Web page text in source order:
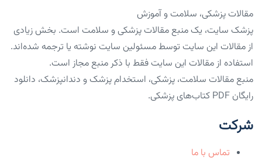
مقالات پزشکی، سلامت و آموزش
پزشک سایت، یک منبع مقالات پزشکی و سلامت است. بخش زیادی
از مقالات این سایت توسط مسئولین سایت نوشته یا ترجمه شده‌اند.
استفاده از مقالات این سایت فقط با ذکر منبع مجاز است.
منبع مقالات سلامت، پزشکی، استخدام پزشک و دندانپزشک، دانلود
رایگان PDF کتاب‌های پزشکی.
شرکت
تماس با ما